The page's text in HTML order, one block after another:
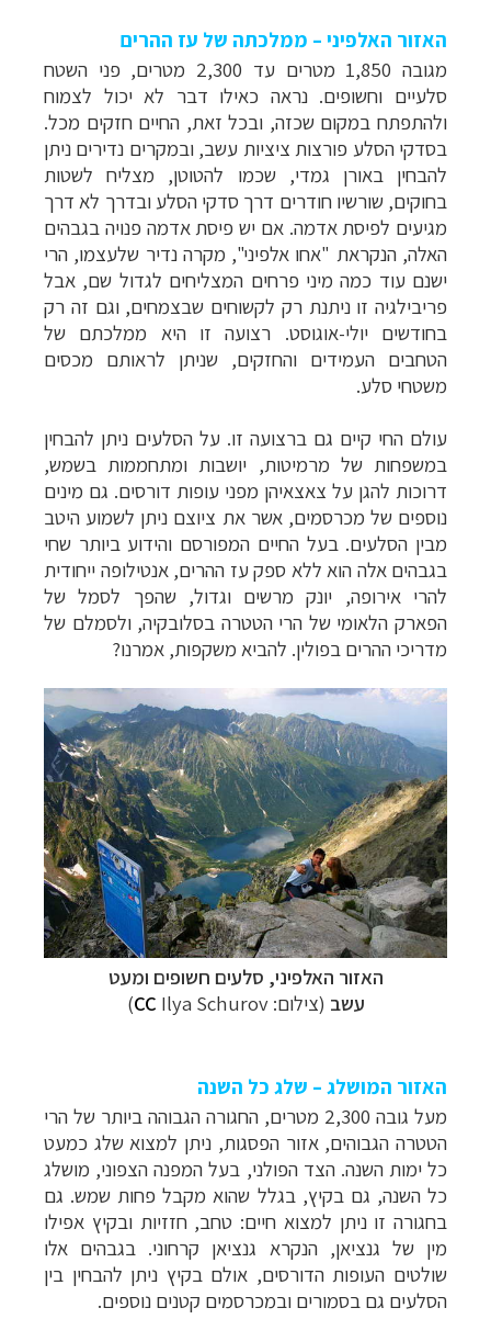
האזור האלפיני – ממלכתה של עז ההרים
מגובה 1,850 מטרים עד 2,300 מטרים, פני השטח
סלעיים וחשופים. נראה כאילו דבר לא יכול לצמוח
ולהתפתח במקום שכזה, ובכל זאת, החיים חזקים מכל.
בסדקי הסלע פורצות ציציות עשב, ובמקרים נדירים ניתן
להבחין באורן גמדי, שכמו להטוטן, מצליח לשטות
בחוקים, שורשיו חודרים דרך סדקי הסלע ובדרך לא דרך
מגיעים לפיסת אדמה. אם יש פיסת אדמה פנויה בגבהים
האלה, הנקראת "אחו אלפיני", מקרה נדיר שלעצמו, הרי
ישנם עוד כמה מיני פרחים המצליחים לגדול שם, אבל
פריבילגיה זו ניתנת רק לקשוחים שבצמחים, וגם זה רק
בחודשים יולי-אוגוסט. רצועה זו היא ממלכתם של
הטחבים העמידים והחזקים, שניתן לראותם מכסים
משטחי סלע.
עולם החי קיים גם ברצועה זו. על הסלעים ניתן להבחין
במשפחות של מרמיטות, יושבות ומתחממות בשמש,
דרוכות להגן על צאצאיהן מפני עופות דורסים. גם מינים
נוספים של מכרסמים, אשר את ציוצם ניתן לשמוע היטב
מבין הסלעים. בעל החיים המפורסם והידוע ביותר שחי
בגבהים אלה הוא ללא ספק עז ההרים, אנטילופה ייחודית
להרי אירופה, יונק מרשים וגדול, שהפך לסמל של
הפארק הלאומי של הרי הטטרה בסלובקיה, ולסמלם של
מדריכי ההרים בפולין. להביא משקפות, אמרנו?
האזור האלפיני, סלעים חשופים ומעט
עשב (צילום: CC Ilya Schurov
)
האזור המושלג – שלג כל השנה
מעל גובה 2,300 מטרים, החגורה הגבוהה ביותר של הרי
הטטרה הגבוהים, אזור הפסגות, ניתן למצוא שלג כמעט
כל ימות השנה. הצד הפולני, בעל המפנה הצפוני, מושלג
כל השנה, גם בקיץ, בגלל שהוא מקבל פחות שמש. גם
בחגורה זו ניתן למצוא חיים: טחב, חזזיות ובקיץ אפילו
מין של גנציאן, הנקרא גנציאן קרחוני. בגבהים אלו
שולטים העופות הדורסים, אולם בקיץ ניתן להבחין בין
הסלעים גם בסמורים ובמכרסמים קטנים נוספים.